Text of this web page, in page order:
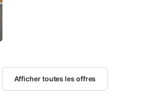
Afficher toutes les offres